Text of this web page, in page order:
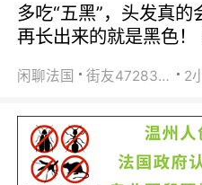
多吃“五黑”，头发真
再长出来的就是黑色
闲聊法国 街友472838572 2